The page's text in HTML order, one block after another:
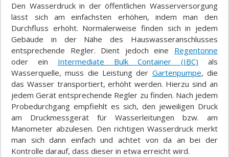
Den Wasserdruck in der öffentlichen Wasserversorgung
lässt sich am einfachsten erhöhen, indem man den
Durchfluss erhöht. Normalerweise finden sich in jedem
Gebäude in der Nähe des Hauswasseranschlusses
entsprechende Regler. Dient jedoch eine Regentonne
oder ein Intermediate Bulk Container (IBC) als
Wasserquelle, muss die Leistung der Gartenpumpe, die
das Wasser transportiert, erhöht werden. Hierzu sind an
jedem Gerät entsprechende Regler zu finden. Nach jedem
Probedurchgang empfiehlt es sich, den jeweiligen Druck
am Druckmessgerät für Wasserleitungen bzw. am
Manometer abzulesen. Den richtigen Wasserdruck merkt
man sich dann einfach und achtet von da an bei der
Kontrolle darauf, dass dieser in etwa erreicht wird.